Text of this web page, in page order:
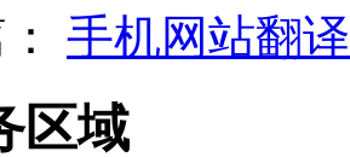
手机网站翻译
区域